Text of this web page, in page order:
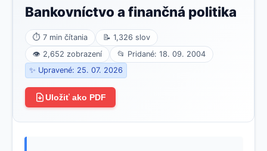
Bankovníctvo a finančná politika
⏱ 7 min čítania
📝 1,326 slov
👁 2,652 zobrazení
📂 Pridané: 18. 09. 2004
✨ Upravené: 25. 07. 2026
Uložiť ako PDF